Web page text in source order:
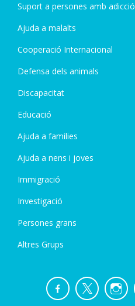
Suport a persones amb adicció
Ajuda a malalts
Cooperació Internacional
Defensa dels animals
Discapacitat
Educació
Ajuda a families
Ajuda a nens i joves
Immigració
Investigació
Persones grans
Altres Grups